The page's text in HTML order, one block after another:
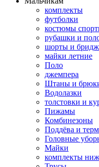
комплекты
футболки
костюмы
рубашки и
шорты и
майки летние
Поло
джемпера
Штаны и
Водолазки
толстовки и
Пижамы
Комбинезоны
Поддёва и
Головные
Майки
комплекты